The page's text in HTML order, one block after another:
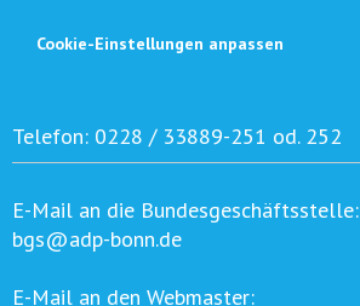
Cookie-Einstellungen anpassen
Telefon: 0228 / 33889-251 od. 252
E-Mail an die Bundesgeschäftsstelle:
bgs@adp-bonn.de
E-Mail an den Webmaster: